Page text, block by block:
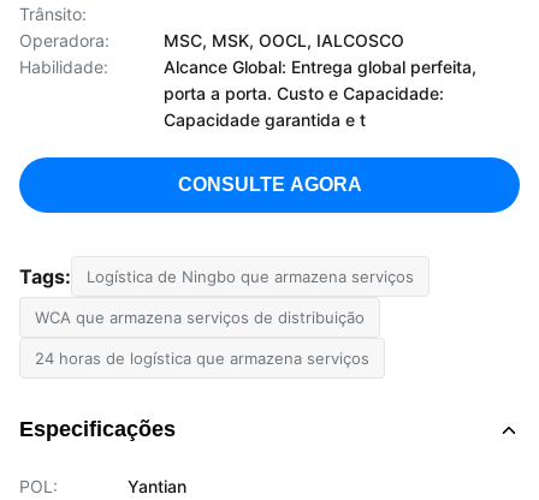
Trânsito:
Operadora:
MSC, MSK, OOCL, IALCOSCO
Habilidade:
Alcance Global: Entrega global perfeita,
porta a porta. Custo e Capacidade:
Capacidade garantida e t
CONSULTE AGORA
Tags: Logística de Ningbo que armazena serviços
WCA que armazena serviços de distribuição
24 horas de logística que armazena serviços
Especificações
POL: Yantian